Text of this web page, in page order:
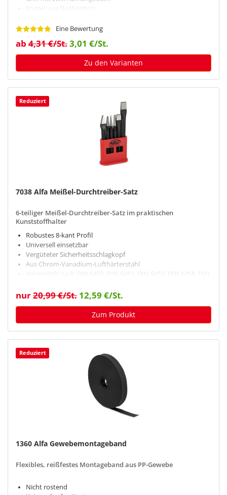
Körper aus Buchenholz
Eine Bewertung
ab 4,31 €/St.3,01 €/St.
Zu den Varianten
Reduziert
7038 Alfa Meißel-Durchtreiber-Satz
6-teiliger Meißel-Durchtreiber-Satz im praktischen
Kunststoffhalter
Robustes 8-kant Profil
Universell einsetzbar
Vergüteter Sicherheitsschlagkopf
Aus Chrom-Vanadium-Lufthärterstahl
Hergestellt nach DIN 6450, DIN 6451, DIN 6453, DIN 6458, DIN
nur20,99 €/St. 12,59 €/St.
Zum Produkt
Reduziert
1360 Alfa Gewebemontageband
Flexibles, reißfestes Montageband aus PP-Gewebe
Nicht rostend